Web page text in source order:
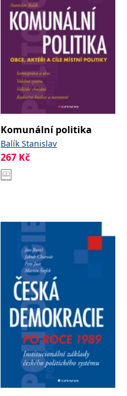
Komunální politika
Balík Stanislav
267 Kč